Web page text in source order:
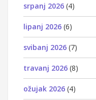
srpanj 2026 (4)
lipanj 2026 (6)
svibanj 2026 (7)
travanj 2026 (8)
ožujak 2026 (4)